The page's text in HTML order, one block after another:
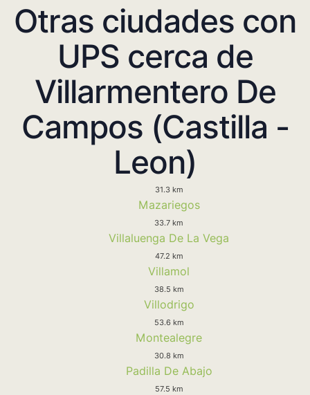
Otras ciudades con
UPS cerca de
Villarmentero De
Campos (Castilla -
Leon)
31.3 km
Mazariegos
33.7 km
Villaluenga De La Vega
47.2 km
Villamol
38.5 km
Villodrigo
53.6 km
Montealegre
30.8 km
Padilla De Abajo
57.5 km